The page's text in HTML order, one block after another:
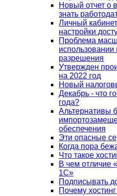
Новый отчет о
знать
Личный
настройки
Проблема
разрешения
Утвержден
на 2022 год
Новый
Декабрь - что
года?
Альтернативы
обеспечения
Эти опасные
Когда пора
Что такое
В чем отличие
1С»
Подписывать
Почему